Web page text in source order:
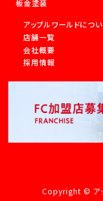
板金塗装
アップルワールドにつ
店舗一覧
会社概要
採用情報
Copyright © ア